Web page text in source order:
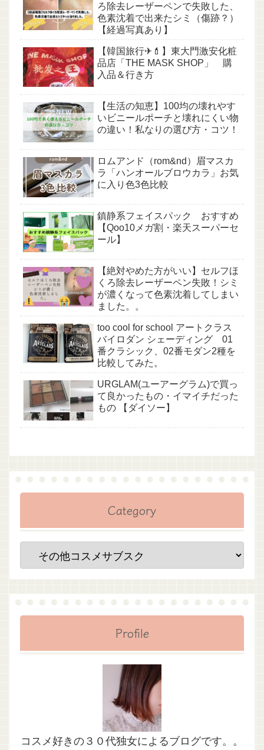
ろ除去レーザーペンで失敗した、
色素沈着で出来たシミ（傷跡？）
【経過写真あり】
【韓国旅行✈💄】東大門激安化粧
品店「THE MASK SHOP」 購
入品＆行き方
【生活の知恵】100均の壊れやす
いビニールポーチと壊れにくい物
の違い！私なりの選び方・コツ！
ロムアンド（rom&nd）眉マスカ
ラ「ハンオールブロウカラ」お気
に入り色3色比較
鎮静系フェイスパック おすすめ
【Qoo10メガ割・楽天スーパーセ
ール】
【絶対やめた方がいい】セルフほ
くろ除去レーザーペン失敗！シミ
が濃くなって色素沈着してしまい
ました。。
too cool for school アートクラス
バイロダン シェーディング 01
番クラシック、02番モダン2種を
比較してみた。
URGLAM(ユーアーグラム)で買っ
て良かったもの・イマイチだった
もの 【ダイソー】
Category
Profile
コスメ好きの３０代独女によるブログです。。